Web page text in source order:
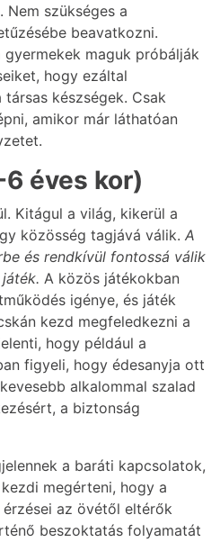
szükséges a
beavatkozni.
gyermekek maguk próbálják
hogy ezáltal
készségek. Csak
amikor már láthatóan
éves kor)
Kitágul a világ, kikerül a
közösség tagjává válik. A
és rendkívül fontossá válik
A közös játékokban
igénye, és játék
kezd megfeledkezni a
hogy például a
figyeli, hogy édesanyja ott
alkalommal szalad
a biztonság
a baráti kapcsolatok,
megérteni, hogy a
az övétől eltérők
beszoktatás folyamatát